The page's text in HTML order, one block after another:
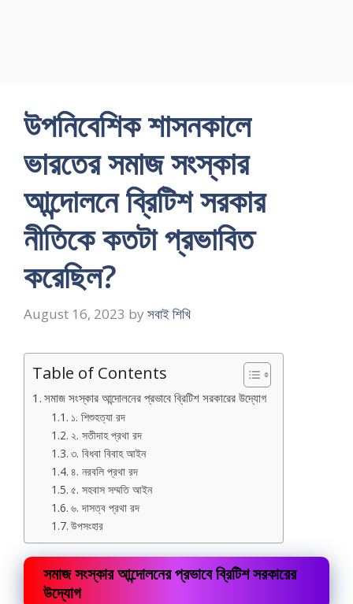
উপনিবেশিক শাসনকালে
ভারতের সমাজ সংস্কার
আন্দোলনে ব্রিটিশ সরকার
নীতিকে কতটা প্রভাবিত
করেছিল?
August 16, 2023 by সবাই শিখি
Table of Contents
সমাজ সংস্কার আন্দোলনের প্রভাবে ব্রিটিশ সরকারের উদ্যোগ
১. শিশুহত্যা রদ
২. সতীদাহ প্রথা রদ
৩. বিধবা বিবাহ আইন
৪. নরবলি প্রথা রদ
৫. সহবাস সম্মতি আইন
৬. দাসত্ব প্রথা রদ
উপসংহার
সমাজ সংস্কার আন্দোলনের প্রভাবে ব্রিটিশ সরকারের
উদ্যোগ